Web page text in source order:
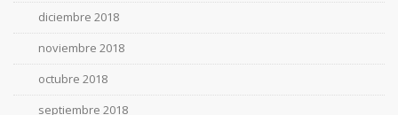
diciembre 2018
noviembre 2018
octubre 2018
septiembre 2018